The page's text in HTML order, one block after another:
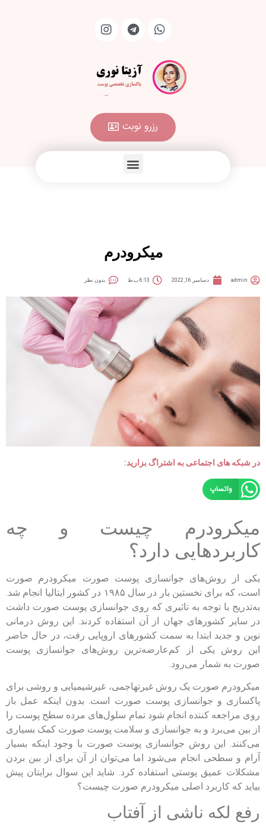
رزرو نوبت
میکرودرم
admin دسامبر 16, 2022 6:13 ب.ظ بدون نظر
در شبکه های اجتماعی به اشتراگ بزارید:
واتساپ
میکرودرم چیست و چه
کاربردهایی دارد؟
یکی از روش‌های جوانسازی پوست صورت میکرودرم صورت
است، که برای نخستین بار در سال ۱۹۸۵ در کشور ایتالیا انجام شد.
به‌تدریج با توجه به تاثیری که روی جوانسازی پوست صورت داشت
در سایر کشورهای جهان از آن استفاده کردند. این روش درمانی
نوین و جدید ابتدا به سمت کشورهای اروپایی رفت، در حال حاضر
این روش یکی از کم‌عارضه‌ترین روش‌های جوانسازی پوست
صورت به شمار می‌رود.
میکرودرم صورت یک روش غیرتهاجمی، غیرشیمیایی و روشی برای
پاکسازی و جوانسازی پوست صورت است. بدون اینکه عمل باز
روی مراجعه کننده انجام شود تمام سلول‌های مرده سطح پوست را
از بین می‌برد و به جوانسازی و سلامت پوست صورت کمک بسیاری
می‌کنند. این روش جوانسازی پوست صورت با وجود اینکه بسیار
آرام و سطحی انجام می‌شود اما می‌توان از آن برای از بین بردن
مشکلات عمیق پوستی استفاده کرد. شاید این سوال برایتان پیش
بیاید که کاربرد اصلی میکرودرم صورت چیست؟
رفع لکه ناشی از آفتاب